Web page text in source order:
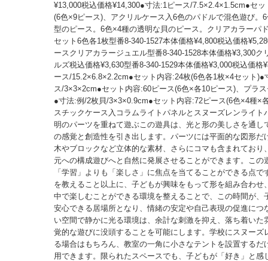
¥13,000税込価格¥14,300●寸法:1ピース/7.5×2.4×1.5cm●セッ
(6色×9ピース)、アクリルケース入6色のパドルで混色遊び。
型のピース。6色×4種の透明な貝のピース。クリアカラーパ
セット6色各1枚型番8-340-1527本体価格¥4,800税込価格
ースクリアカラージュエル型番8-340-1528本体価格¥3,300ク
ルズ税込価格¥3,630型番8-340-1529本体価格¥3,000税込価格
ース/15.2×6.8×2.2cm●セット内容:24枚(6色各1枚×4セット)●
ス/3×3×2cm●セット内容:60ピース(6色×各10ピース)、プラ
●寸法:例/2枚貝/3×3×0.9cm●セット内容:72ピース(6色×4種×
スチックケース入コラムライトパネルとスヌーズレンライト
明のパーツを重ねて遊ぶこの遊具は、光と形の美しさを通し
の感覚と創造性を引き出します。パーツには平面的な図形だ
木やブロックなど立体的な素材、さらにコマも含まれており
元への構成遊びへと自然に発展させることができます。この
「学習」よりも「楽しさ」に焦点を当てることができる点で
を教えること以上に、子どもが興味をもって形を組み合わせ
中で楽しむことができる環境を整えることで、この時間が、
安心できる居場所となり、情緒の安定や自己表現の促進につ
い空間で静かに光る環境は、余計な刺激を抑え、落ち着いた
覚的な遊びに没頭することを可能にします。学校にスヌーズ
る場合はもちろん、教室の一角に小さなテントを設置するだ
用できます。限られたスペースでも、子どもが「好き」と感